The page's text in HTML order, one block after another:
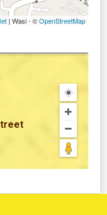
| Wasi - ©OpenStreetMap